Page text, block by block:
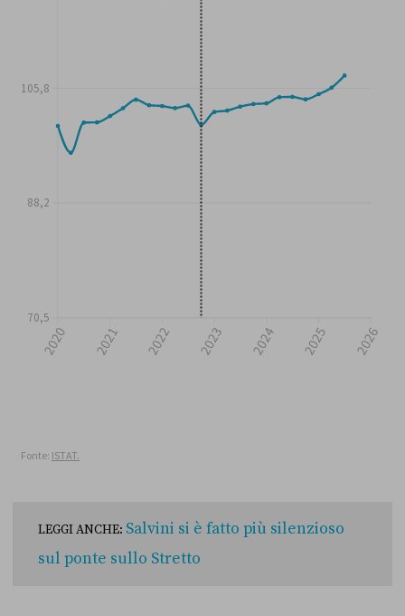
LEGGI ANCHE: Salvini si è fatto più silenzioso
sul ponte sullo Stretto